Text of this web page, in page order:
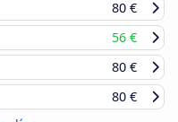
80 €
56 €
80 €
80 €